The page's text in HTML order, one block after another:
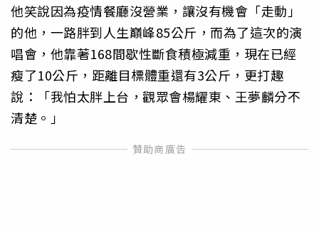
他笑說因為疫情餐廳沒營業，讓沒有機會「走動」
的他，一路胖到人生巔峰85公斤，而為了這次的演
唱會，他靠著168間歇性斷食積極減重，現在已經
瘦了10公斤，距離目標體重還有3公斤，更打趣
說：「我怕太胖上台，觀眾會楊耀東、王夢麟分不
清楚。」